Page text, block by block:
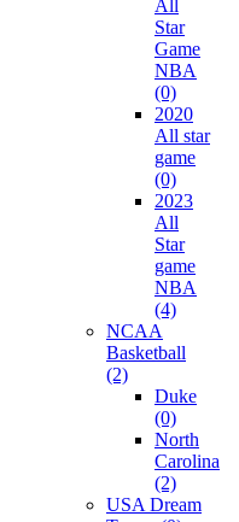
All
Star
Game
NBA
(0)
2020
All star
game
(0)
2023
All
Star
game
NBA
(4)
NCAA
Basketball
(2)
Duke
(0)
North
Carolina
(2)
USA Dream